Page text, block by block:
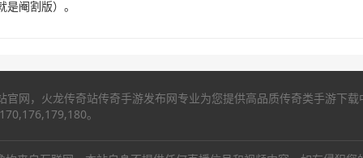
阉割版）。
网，火龙传奇站传奇手游发布网专业为您提供高品质传奇类手游下
。